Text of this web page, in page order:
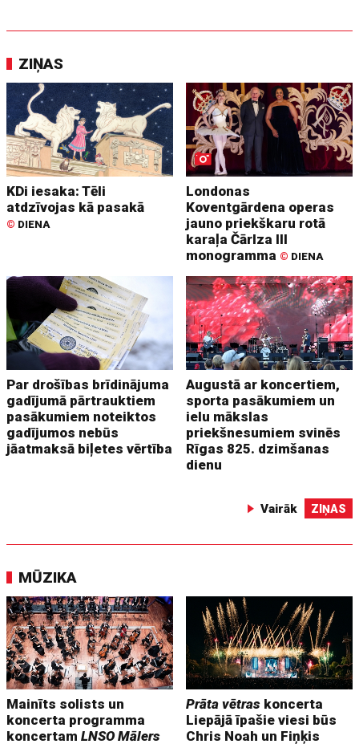
ZIŅAS
KDi iesaka: Tēli
atdzīvojas kā pasakā
© DIENA
Londonas
Koventgārdena operas
jauno priekškaru rotā
karaļa Čārlza III
monogramma © DIENA
Par drošības brīdinājuma
gadījumā pārtrauktiem
pasākumiem noteiktos
gadījumos nebūs
jāatmaksā biļetes vērtība
Augustā ar koncertiem,
sporta pasākumiem un
ielu mākslas
priekšnesumiem svinēs
Rīgas 825. dzimšanas
dienu
Vairāk ZIŅAS
MŪZIKA
Mainīts solists un
koncerta programma
koncertamLNSO Mālers
Prāta vētras koncerta
Liepājā īpašie viesi būs
Chris Noah un Fiņķis